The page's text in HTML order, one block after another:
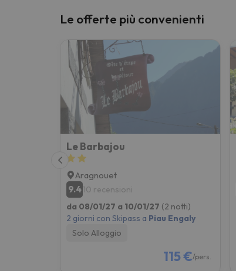
Le offerte più convenienti
Le Barbajou
Aragnouet
9.410 recensioni
da 08/01/27 a 10/01/27 (2 notti)
2 giorni con Skipass a Piau Engaly
Solo Alloggio
115 €/pers.